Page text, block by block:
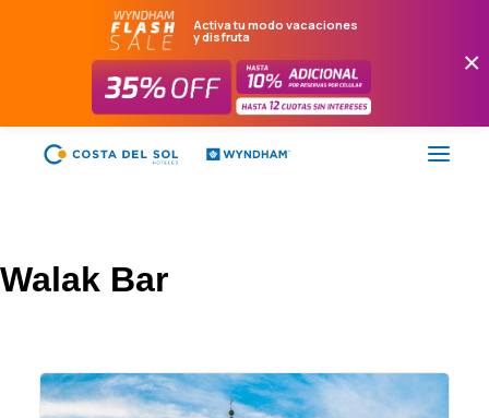
×
Activa tu modo vacaciones
y disfruta
PROMOCIONES
Walak Bar